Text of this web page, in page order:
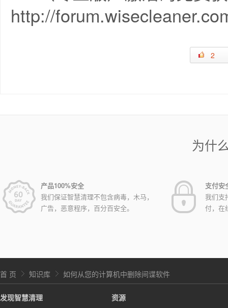
http://
2
为什
产品100%安全
我们保证智慧清理不包含病毒，木马，
广告，恶意程序，百分百安全。
支付安
我们支
付，在
首 页 知识库 如何从您的计算机中删除间谍软件
发现智慧清理
资源